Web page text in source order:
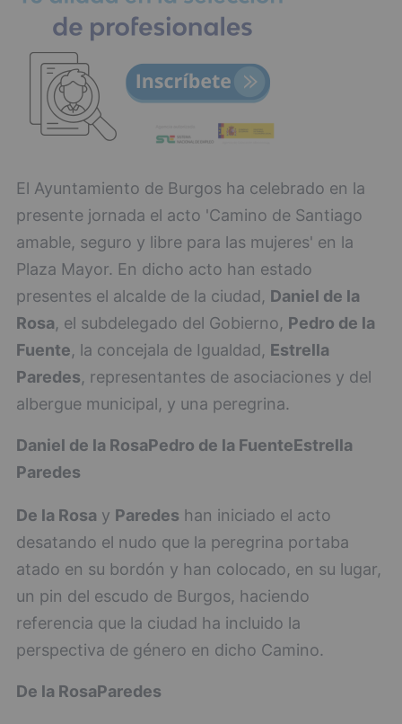
El Ayuntamiento de Burgos ha celebrado en la
presente jornada el acto 'Camino de Santiago
amable, seguro y libre para las mujeres' en la
Plaza Mayor. En dicho acto han estado
presentes el alcalde de la ciudad, Daniel de la
Rosa, el subdelegado del Gobierno, Pedro de la
Fuente, la concejala de Igualdad, Estrella
Paredes, representantes de asociaciones y del
albergue municipal, y una peregrina.
Daniel de la RosaPedro de la FuenteEstrella
Paredes
De la Rosa y Paredes han iniciado el acto
desatando el nudo que la peregrina portaba
atado en su bordón y han colocado, en su lugar,
un pin del escudo de Burgos, haciendo
referencia que la ciudad ha incluido la
perspectiva de género en dicho Camino.
De la RosaParedes